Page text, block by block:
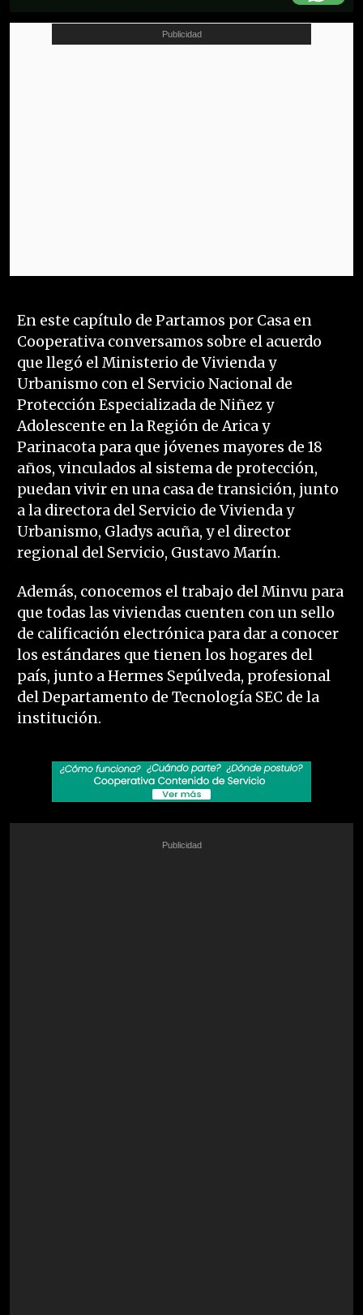
En este capítulo de Partamos por Casa en
Cooperativa conversamos sobre el acuerdo
que llegó el Ministerio de Vivienda y
Urbanismo con el Servicio Nacional de
Protección Especializada de Niñez y
Adolescente en la Región de Arica y
Parinacota para que jóvenes mayores de 18
años, vinculados al sistema de protección,
puedan vivir en una casa de transición, junto
a la directora del Servicio de Vivienda y
Urbanismo, Gladys acuña, y el director
regional del Servicio, Gustavo Marín.
Además, conocemos el trabajo del Minvu para
que todas las viviendas cuenten con un sello
de calificación electrónica para dar a conocer
los estándares que tienen los hogares del
país, junto a Hermes Sepúlveda, profesional
del Departamento de Tecnología SEC de la
institución.